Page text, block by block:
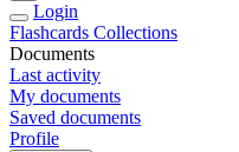
Login
Flashcards Collections
Documents
Last activity
My documents
Saved documents
Profile